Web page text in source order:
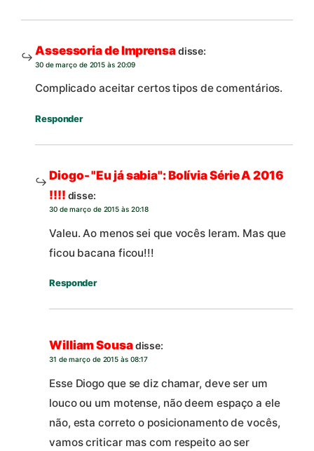
Assessoria de Imprensadisse:
30 de março de 2015 às 20:09
Complicado aceitar certos tipos de comentários.
Responder
Diogo- "Eu já sabia": Bolívia Série A 2016
!!!! disse:
30 de março de 2015 às 20:18
Valeu. Ao menos sei que vocês leram. Mas que
ficou bacana ficou!!!
Responder
William Sousadisse:
31 de março de 2015 às 08:17
Esse Diogo que se diz chamar, deve ser um
louco ou um motense, não deem espaço a ele
não, esta correto o posicionamento de vocês,
vamos criticar mas com respeito ao ser